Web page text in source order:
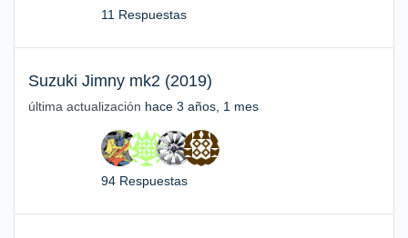
11 Respuestas
Suzuki Jimny mk2 (2019)
última actualización hace 3 años, 1 mes
94 Respuestas